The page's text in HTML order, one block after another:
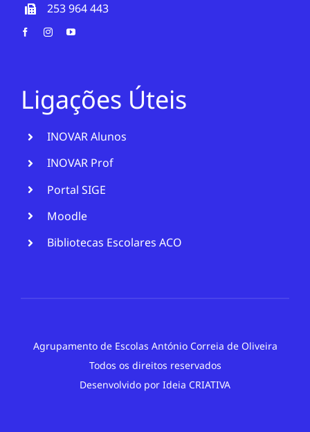
253 964 443
Ligações Úteis
INOVAR Alunos
INOVAR Prof
Portal SIGE
Moodle
Bibliotecas Escolares ACO
Agrupamento de Escolas António Correia de Oliveira
Todos os direitos reservados
Desenvolvido por Ideia CRIATIVA